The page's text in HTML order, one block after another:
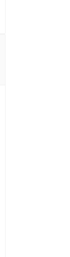
福韦片(韦立得)